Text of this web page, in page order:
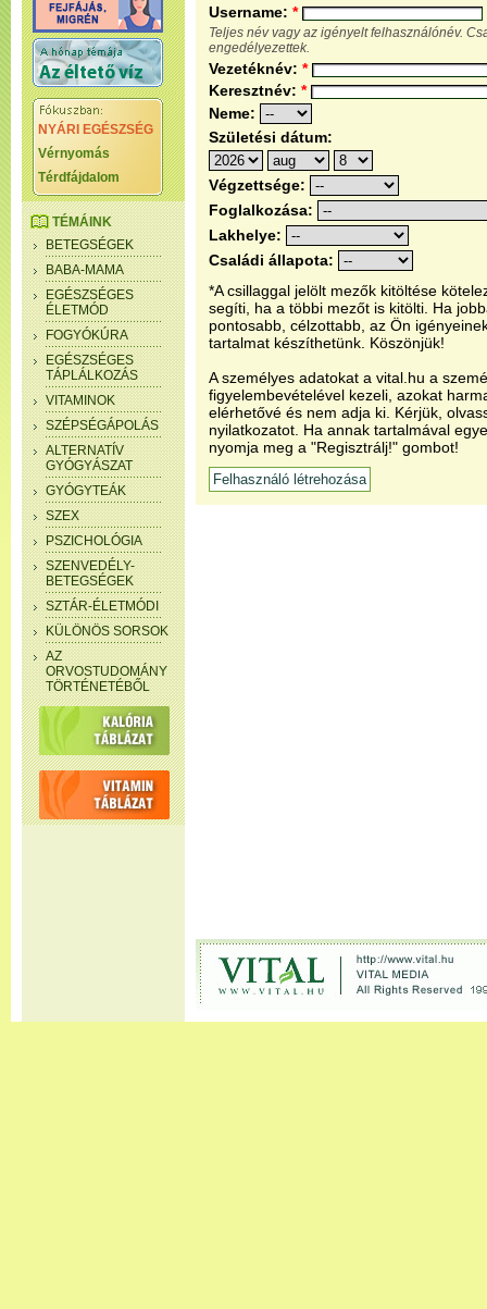
NYÁRI EGÉSZSÉG
Vérnyomás
Térdfájdalom
TÉMÁINK
BETEGSÉGEK
BABA-MAMA
EGÉSZSÉGES
ÉLETMÓD
FOGYÓKÚRA
EGÉSZSÉGES
TÁPLÁLKOZÁS
VITAMINOK
SZÉPSÉGÁPOLÁS
ALTERNATÍV
GYÓGYÁSZAT
GYÓGYTEÁK
SZEX
PSZICHOLÓGIA
SZENVEDÉLY-
BETEGSÉGEK
SZTÁR-ÉLETMÓDI
KÜLÖNÖS SORSOK
AZ
ORVOSTUDOMÁNY
TÖRTÉNETÉBŐL
Username: *
Teljes név vagy az igényelt felhasználónév.
engedélyezettek.
Vezetéknév: *
Keresztnév: *
Neme:
Születési dátum:
Végzettsége:
Foglalkozása:
Lakhelye:
Családi állapota:
*A csillaggal jelölt mezők kitöltése
segíti, ha a többi mezőt is kitölti. Ha
pontosabb, célzottabb, az Ön
tartalmat készíthetünk. Köszönjük!
A személyes adatokat a vital.hu a
figyelembevételével kezeli, azokat
elérhetővé és nem adja ki. Kérjük,
nyilatkozatot. Ha annak tartalmával
nyomja meg a "Regisztrálj!" gombot!